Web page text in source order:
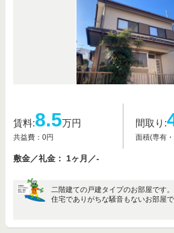
賃料:8.5万円
共益費：0円
間取り:
面積(専有
敷金／礼金： 1ヶ月／-
二階建ての戸建タイプのお部屋です
住宅でありがちな騒音もないお部屋